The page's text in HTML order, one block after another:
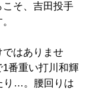
こそ、吉田投手
はありませ
番重い打川和輝
り…。腰回りは